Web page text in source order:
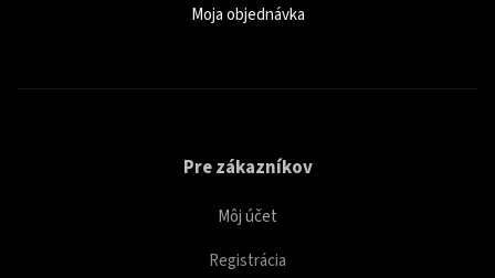
Moja objednávka
Pre zákazníkov
Môj účet
Registrácia